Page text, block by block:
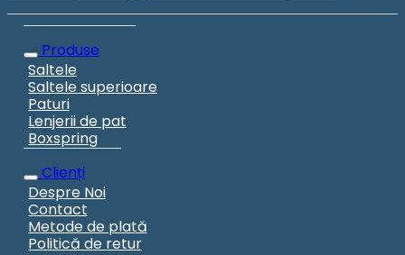
Produse
Saltele
Saltele superioare
Paturi
Lenjerii de pat
Boxspring
Clienți
Despre Noi
Contact
Metode de plată
Politică de retur